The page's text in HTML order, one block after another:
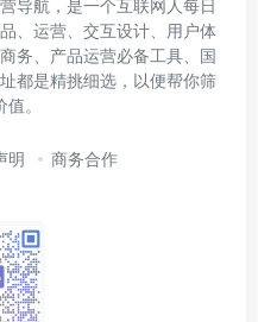
导航，是一个互联网人每日
、运营、交互设计、用户体
务、产品运营必备工具、国
都是精挑细选，以便帮你筛
。
明 商务合作